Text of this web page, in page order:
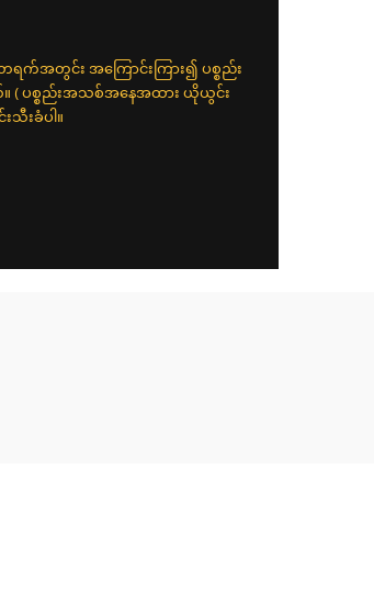
ရက်အတွင်း အကြောင်းကြား၍ ပစ္စည်း
။ ( ပစ္စည်းအသစ်အနေအထား ယိုယွင်း
သီးခံပါ။